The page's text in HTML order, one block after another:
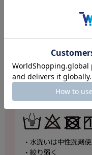
店舗へのお問い合わせの際
商品番号：S52G371824
素材：ポリエステル100％
たスリーブレスカットソ
スクエアヘムがスタイリッ
チーフのテープラインがお
パンツやスカートと合わせ